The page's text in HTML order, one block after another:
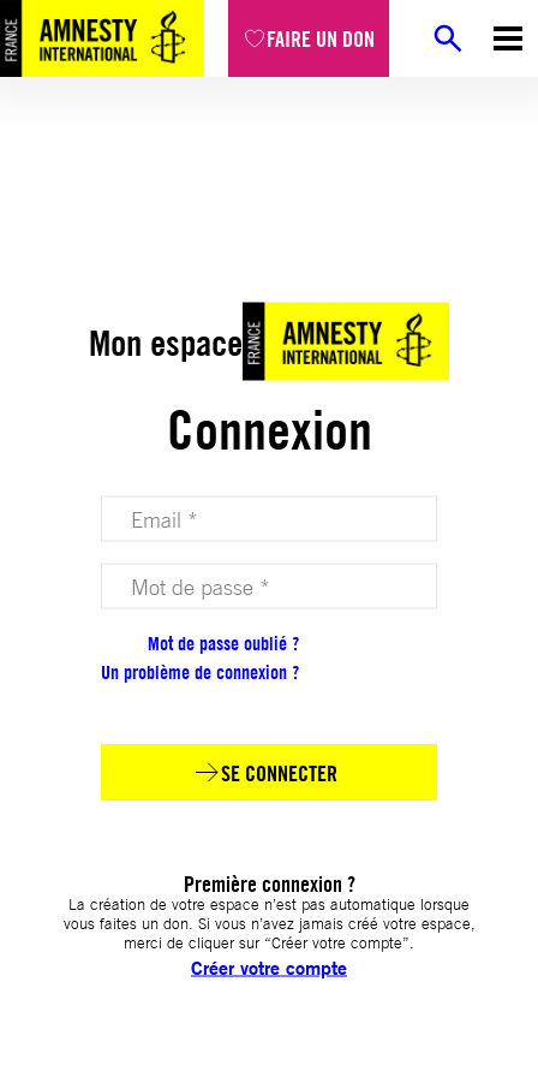
FAIRE UN DON
Mon espace
Connexion
Votre adresse email (obligatoire)
Votre mot de passe (obligatoire)
Mot de passe oublié ?
Un problème de connexion ?
SE CONNECTER
Première connexion ?
La création de votre espace n’est pas automatique lorsque
vous faites un don. Si vous n’avez jamais créé votre espace,
merci de cliquer sur “Créer votre compte”.
Créer votre compte